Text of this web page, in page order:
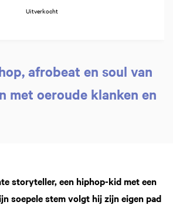
Uitverkocht
afrobeat en soul van
met oeroude klanken en
storyteller, een hiphop-kid met een
soepele stem volgt hij zijn eigen pad